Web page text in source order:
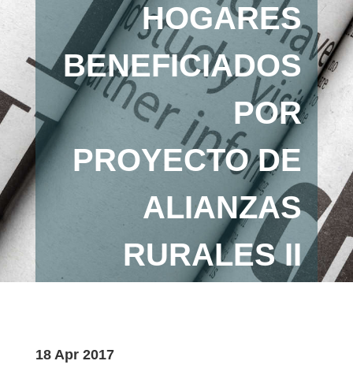
HOGARES
BENEFICIADOS
POR
PROYECTO DE
ALIANZAS
RURALES II
18 Apr 2017